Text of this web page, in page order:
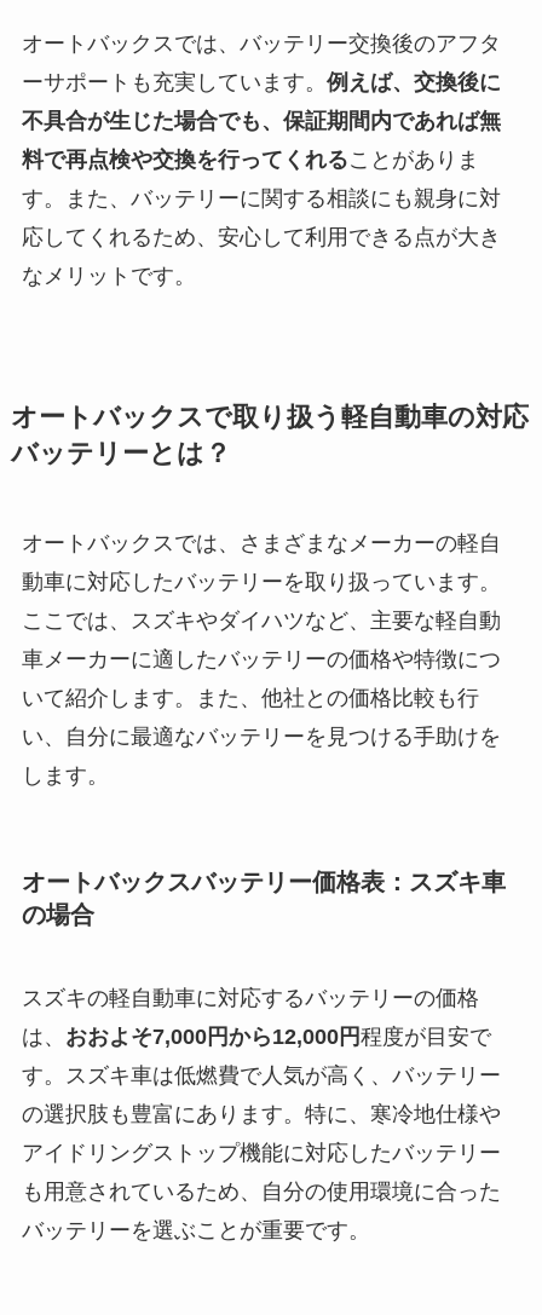
オートバックスでは、バッテリー交換後のアフタ
ーサポートも充実しています。 例えば、交換後に
不具合が生じた場合でも、保証期間内であれば無
料で再点検や交換を行ってくれることがありま
す。また、バッテリーに関する相談にも親身に対
応してくれるため、安心して利用できる点が大き
なメリットです。
オートバックスで取り扱う軽自動車の対応
バッテリーとは？
オートバックスでは、さまざまなメーカーの軽自
動車に対応したバッテリーを取り扱っています。
ここでは、スズキやダイハツなど、主要な軽自動
車メーカーに適したバッテリーの価格や特徴につ
いて紹介します。また、他社との価格比較も行
い、自分に最適なバッテリーを見つける手助けを
します。
オートバックスバッテリー価格表：スズキ車
の場合
スズキの軽自動車に対応するバッテリーの価格
は、 おおよそ7,000円から12,000円程度が目安で
す。スズキ車は低燃費で人気が高く、バッテリー
の選択肢も豊富にあります。特に、寒冷地仕様や
アイドリングストップ機能に対応したバッテリー
も用意されているため、自分の使用環境に合った
バッテリーを選ぶことが重要です。